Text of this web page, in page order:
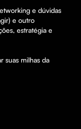
e dúvidas
e outro
estratégia e
suas milhas da